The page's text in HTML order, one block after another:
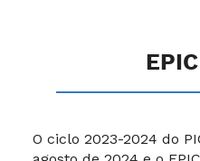
O ciclo 2023-2024 do